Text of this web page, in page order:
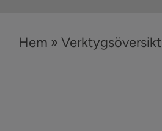
Hem » Verktygsöversikt